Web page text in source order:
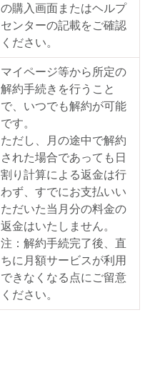
の購入画面またはヘルプ
センターの記載をご確認
ください。
マイページ等から所定の
解約手続きを行うこと
で、いつでも解約が可能
です。
ただし、月の途中で解約
された場合であっても日
割り計算による返金は行
わず、すでにお支払いい
ただいた当月分の料金の
返金はいたしません。
注：解約手続完了後、直
ちに月額サービスが利用
できなくなる点にご留意
ください。